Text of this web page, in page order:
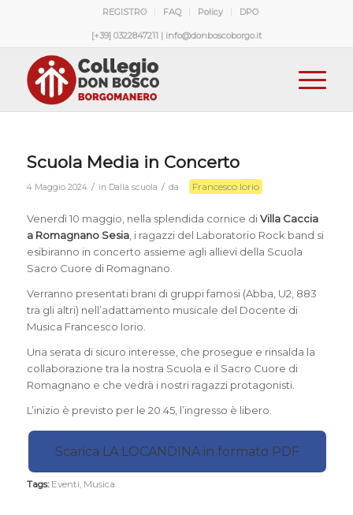
REGISTRO FAQ Policy DPO
[+39] 0322847211 | info@donboscoborgo.it
Scuola Media in Concerto
4 Maggio 2024 / in Dalla scuola / da Francesco Iorio
Venerdì 10 maggio, nella splendida cornice diVilla Caccia
a Romagnano Sesia, i ragazzi del Laboratorio Rock band si
esibiranno in concerto assieme agli allievi della Scuola
Sacro Cuore di Romagnano.
Verranno presentati brani di gruppi famosi (Abba, U2, 883
tra gli altri) nell’adattamento musicale del Docente di
Musica Francesco Iorio.
Una serata di sicuro interesse, che prosegue e rinsalda la
collaborazione tra la nostra Scuola e il Sacro Cuore di
Romagnano e che vedrà i nostri ragazzi protagonisti.
L’inizio è previsto per le 20.45, l’ingresso è libero.
Scarica LA LOCANDINA in formato PDF
Tags: Eventi, Musica